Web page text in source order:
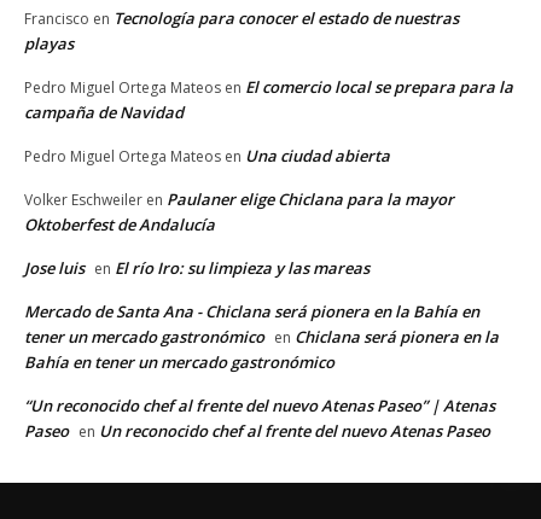
Francisco en Tecnología para conocer el estado de nuestras
playas
Pedro Miguel Ortega Mateos en El comercio local se prepara para la
campaña de Navidad
Pedro Miguel Ortega Mateos en Una ciudad abierta
Volker Eschweiler en Paulaner elige Chiclana para la mayor
Oktoberfest de Andalucía
Jose luis en El río Iro: su limpieza y las mareas
Mercado de Santa Ana - Chiclana será pionera en la Bahía en
tener un mercado gastronómico en Chiclana será pionera en la
Bahía en tener un mercado gastronómico
“Un reconocido chef al frente del nuevo Atenas Paseo” | Atenas
Paseo en Un reconocido chef al frente del nuevo Atenas Paseo